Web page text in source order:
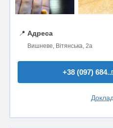
📍 Адреса
Вишневе, Вітянська, 2а
+38 (097) 684..